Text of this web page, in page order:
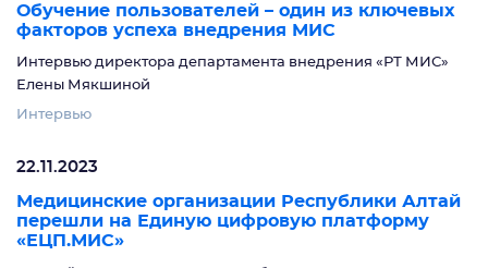
Обучение пользователей – один из ключевых
факторов успеха внедрения МИС
Интервью директора департамента внедрения «РТ МИС»
Елены Мякшиной
Интервью
22.11.2023
Медицинские организации Республики Алтай
перешли на Единую цифровую платформу
«ЕЦП.МИС»